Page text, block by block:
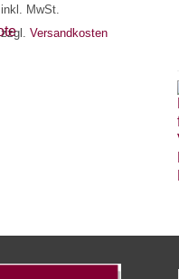
inkl. MwSt.
zzgl. Versandkosten